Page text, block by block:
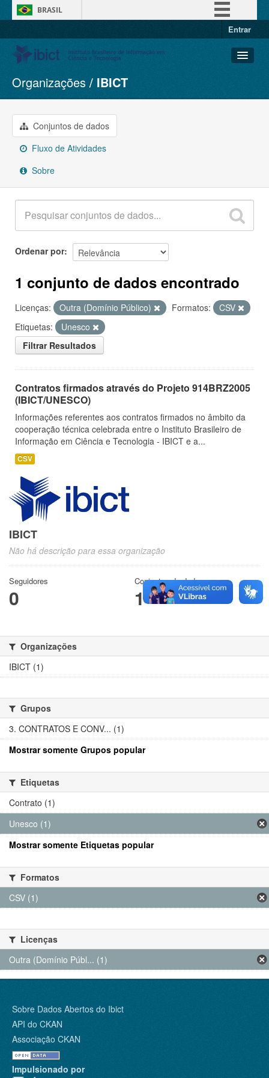
BRASIL
Entrar
Conjuntos de dados
Organizações
Grupos
Sobre
Organizações IBICT
Conjuntos de dados
Fluxo de Atividades
Sobre
Ordenar por
1 conjunto de dados encontrado
Licenças: Outra (Domínio Público) Formatos:
CSV
Etiquetas:
Unesco
Filtrar Resultados
Contratos firmados através do Projeto 914BRZ2005
(IBICT/UNESCO)
Informações referentes aos contratos firmados no âmbito da
cooperação técnica celebrada entre o Instituto Brasileiro de
Informação em Ciência e Tecnologia - IBICT e a...
CSV
IBICT
Não há descrição para essa organização
Seguidores
0
Conjuntos de dados
1
Organizações
IBICT (1)
Grupos
3. CONTRATOS E CONV... (1)
Mostrar somente Grupos popular
Etiquetas
Contrato (1)
Unesco (1)
Mostrar somente Etiquetas popular
Formatos
CSV (1)
Licenças
Outra (Domínio Públ... (1)
Sobre Dados Abertos do Ibict
API do CKAN
Associação CKAN
Impulsionado por